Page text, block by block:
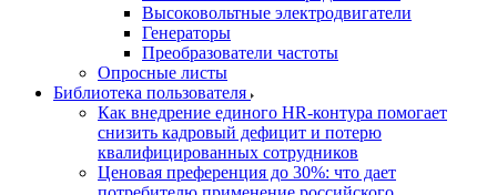
Высоковольтные электродвигатели
Генераторы
Преобразователи частоты
Опросные листы
Библиотека пользователя
Как внедрение единого HR-контура помогает
снизить кадровый дефицит и потерю
квалифицированных сотрудников
Ценовая преференция до 30%: что дает